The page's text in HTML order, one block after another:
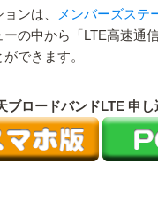
ンは、 メンバーズステ
の中から「LTE高速通
できます。
ブロードバンドLTE 申し